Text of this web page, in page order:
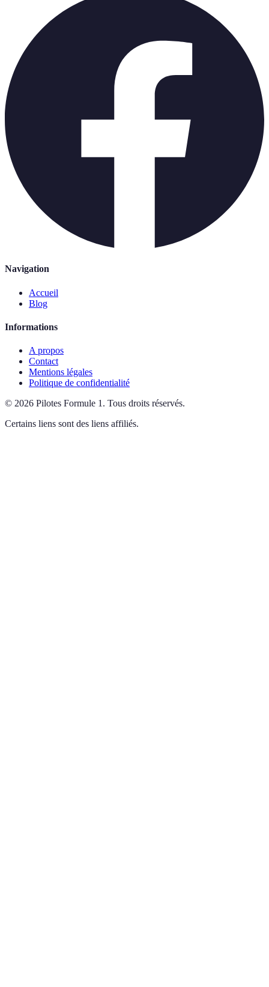
Navigation
Accueil
Blog
Informations
A propos
Contact
Mentions légales
Politique de confidentialité
© 2026 Pilotes Formule 1 . Tous droits réservés.
Certains liens sont des liens affiliés.